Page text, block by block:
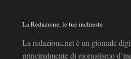
La Redazione, le tue inchieste
La redazione.net è un giornale
principalmente di giornalismo